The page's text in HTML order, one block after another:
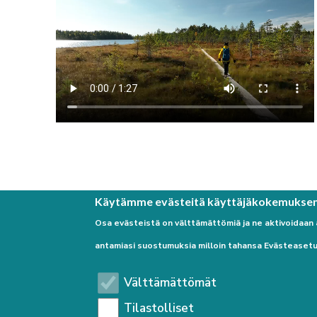
Käytämme evästeitä
Osa evästeistä on välttämättömiä ja ne
antamiasi suostumuksia milloin tahansa
Välttämättömät
Tilastolliset